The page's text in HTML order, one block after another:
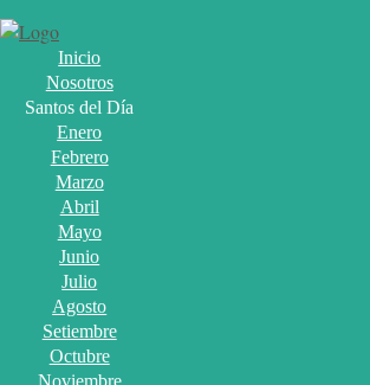
Inicio
Nosotros
Santos del Día
Enero
Febrero
Marzo
Abril
Mayo
Junio
Julio
Agosto
Setiembre
Octubre
Noviembre